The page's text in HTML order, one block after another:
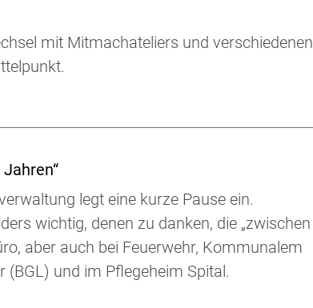
mit Mitmachateliers und verschiedenen
legt eine kurze Pause ein.
wichtig, denen zu danken, die „zwischen
aber auch bei Feuerwehr, Kommunalem
und im Pflegeheim Spital.